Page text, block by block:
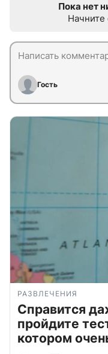
Пока нет
Гость
РАЗВЛЕЧЕНИЯ
Справится
пройдите
котором